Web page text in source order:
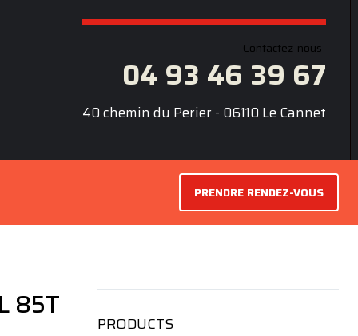
Contactez-nous
04 93 46 39 67
40 chemin du Perier - 06110 Le Cannet
PRENDRE RENDEZ-VOUS
85T
PRODUCTS